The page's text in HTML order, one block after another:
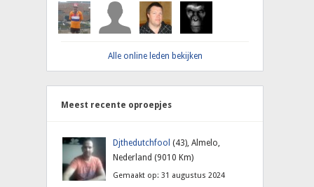
Alle online leden bekijken
Meest recente oproepjes
Djthedutchfool (43), Almelo,
Nederland (9010 Km)
Gemaakt op: 31 augustus 2024